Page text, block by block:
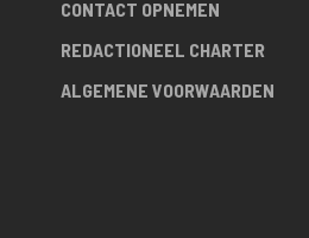
CONTACT OPNEMEN
REDACTIONEEL CHARTER
ALGEMENE VOORWAARDEN